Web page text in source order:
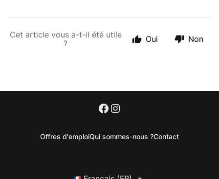
Cet article vous a-t-il été utile
?
Oui Non
Offres d'emploiQui sommes-nous ?Contact